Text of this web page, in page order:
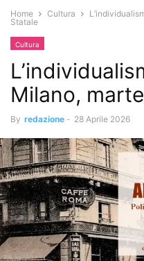
Home Cultura
Statale
Cultura
Milano,
By redazione - 28 Aprile 2026